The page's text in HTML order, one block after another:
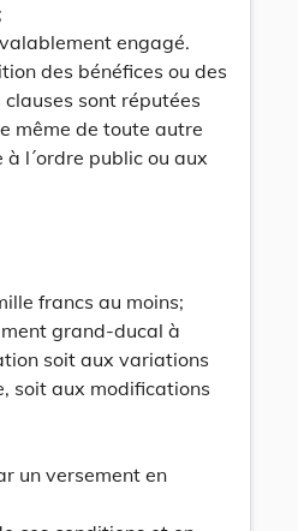
engagé.
des bénéfices ou des
sont réputées
même de toute autre
l´ordre public ou aux
francs au moins;
grand-ducal à
soit aux variations
soit aux modifications
un versement en